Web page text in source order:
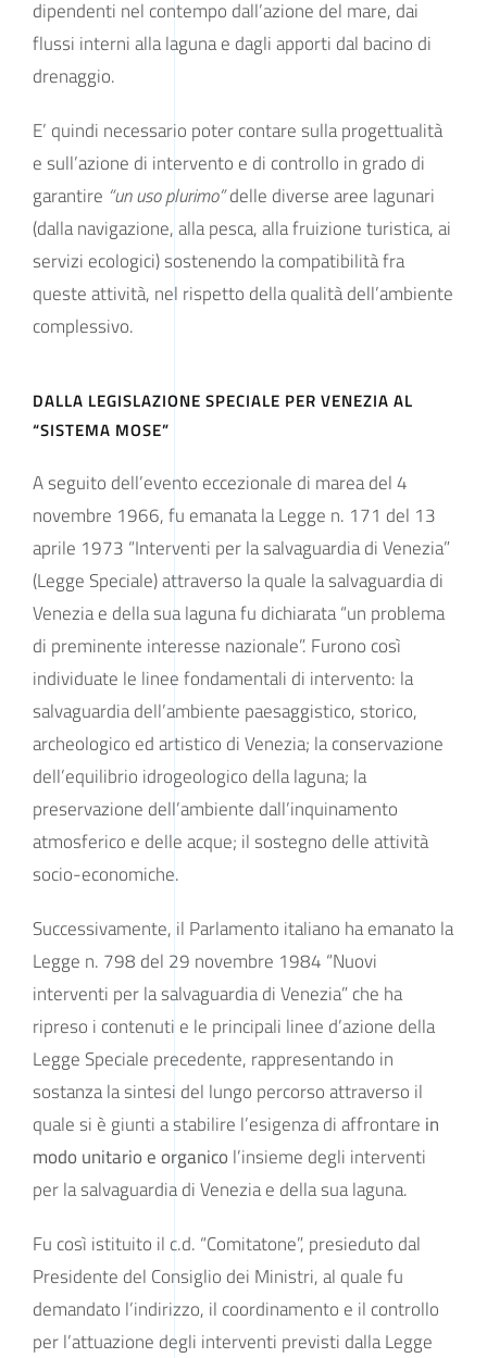
dipendenti nel contempo dall’azione del mare, dai
flussi interni alla laguna e dagli apporti dal bacino di
drenaggio.
E’ quindi necessario poter contare sulla progettualità
e sull’azione di intervento e di controllo in grado di
garantire “un uso plurimo”delle diverse aree lagunari
(dalla navigazione, alla pesca, alla fruizione turistica, ai
servizi ecologici) sostenendo la compatibilità fra
queste attività, nel rispetto della qualità dell’ambiente
complessivo.
DALLA LEGISLAZIONE SPECIALE PER VENEZIA AL
“SISTEMA MOSE”
A seguito dell’evento eccezionale di marea del 4
novembre 1966, fu emanata la Legge n. 171 del 13
aprile 1973 “Interventi per la salvaguardia di Venezia”
(Legge Speciale) attraverso la quale la salvaguardia di
Venezia e della sua laguna fu dichiarata “un problema
di preminente interesse nazionale”. Furono così
individuate le linee fondamentali di intervento: la
salvaguardia dell’ambiente paesaggistico, storico,
archeologico ed artistico di Venezia; la conservazione
dell’equilibrio idrogeologico della laguna; la
preservazione dell’ambiente dall’inquinamento
atmosferico e delle acque; il sostegno delle attività
socio-economiche.
Successivamente, il Parlamento italiano ha emanato la
Legge n. 798 del 29 novembre 1984 “Nuovi
interventi per la salvaguardia di Venezia” che ha
ripreso i contenuti e le principali linee d’azione della
Legge Speciale precedente, rappresentando in
sostanza la sintesi del lungo percorso attraverso il
quale si è giunti a stabilire l’esigenza di affrontare in
modo unitario e organico l’insieme degli interventi
per la salvaguardia di Venezia e della sua laguna.
Fu così istituito il c.d. “Comitatone”, presieduto dal
Presidente del Consiglio dei Ministri, al quale fu
demandato l’indirizzo, il coordinamento e il controllo
per l’attuazione degli interventi previsti dalla Legge